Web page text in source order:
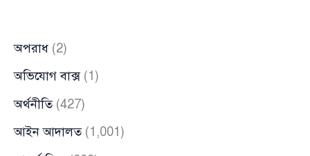
সেন
অপরাধ (2)
অভিযোগ বাক্স(1)
অর্থনীতি(427)
আইন আদালত(1,001)